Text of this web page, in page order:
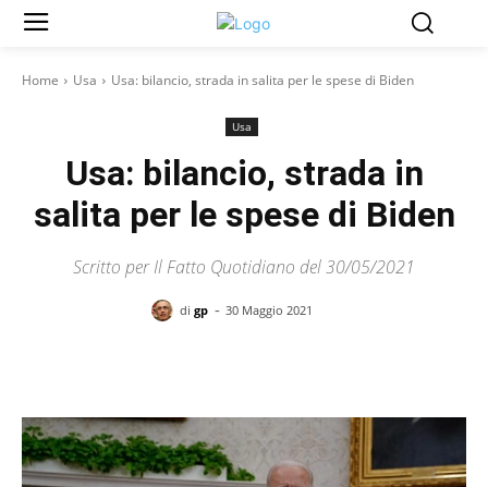
Home Usa Usa: bilancio, strada in salita per le spese di Biden
Usa
Usa: bilancio, strada in
salita per le spese di Biden
Scritto per Il Fatto Quotidiano del 30/05/2021
di gp - 30 Maggio 2021